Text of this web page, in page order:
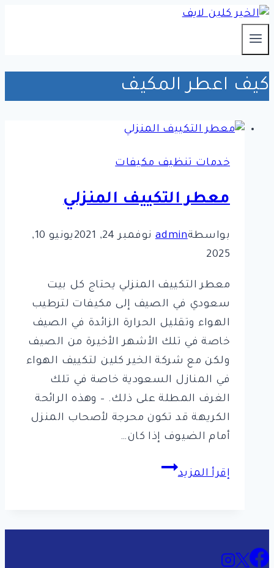
التجاوز
إلى
المحتوى
كيف اعطر المكيف
خدمات تنظيف مكيفات
معطر التكييف المنزلي
بواسطةadmin نوفمبر 24, 2021
يونيو 10,
2025
معطر التكييف المنزلي يحتاج كل بيت
سعودي في الصيف إلى مكيفات لترطيب
الهواء وتقليل الحرارة الزائدة في الصيف
خاصة في تلك الأشهر الأخيرة من الصيف
ولكن مع شركة الخير كلين لتكييف الهواء
في المنازل السعودية خاصة في تلك
الغرف المطلة على ذلك. – وهذه الرائحة
الكريهة قد تكون محرجة لأصحاب المنزل
أمام الضيوف إذا كان…
إقرأ المزيد
معطر